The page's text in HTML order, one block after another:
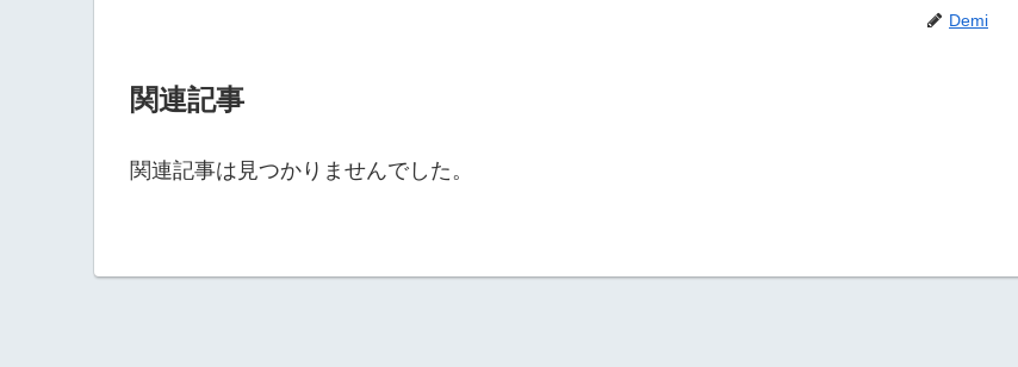
Demi
関連記事
関連記事は見つかりませんでした。